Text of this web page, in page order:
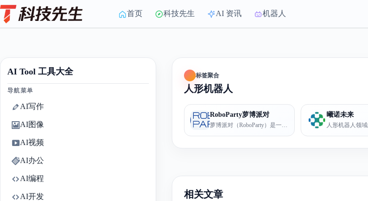
Skip
to
content
首页 科技先生 AI 资讯 机器人
AI Tool 工具大全
导航菜单
AI写作
AI图像
AI视频
AI办公
AI编程
AI开发
标签聚合
人形机器人
RoboParty萝博派对
萝博派对（RoboParty）是一家专注于人形机器人的前沿科技公...
曦诺未来
相关文章